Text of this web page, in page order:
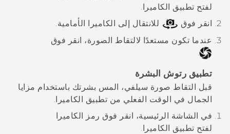
لفتح تطبيق الكاميرا
انقر فوق
للانتقال إلى الكاميرا الأمامية.
عندما تكون مستعدًا لالتقاط الصورة، انقر فوق
.
تطبيق رتوش البشرة
قبل التقاط صورة سيلفي، المس بشرتك باستخدام مزايا
الجمال في الوقت الفعلي من تطبيق
الكاميرا .
في الشاشة الرئيسية، انقر فوق رمز الكاميرا
لفتح تطبيق الكاميرا .